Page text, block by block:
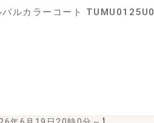
ルカラーコート TUMU0125U0